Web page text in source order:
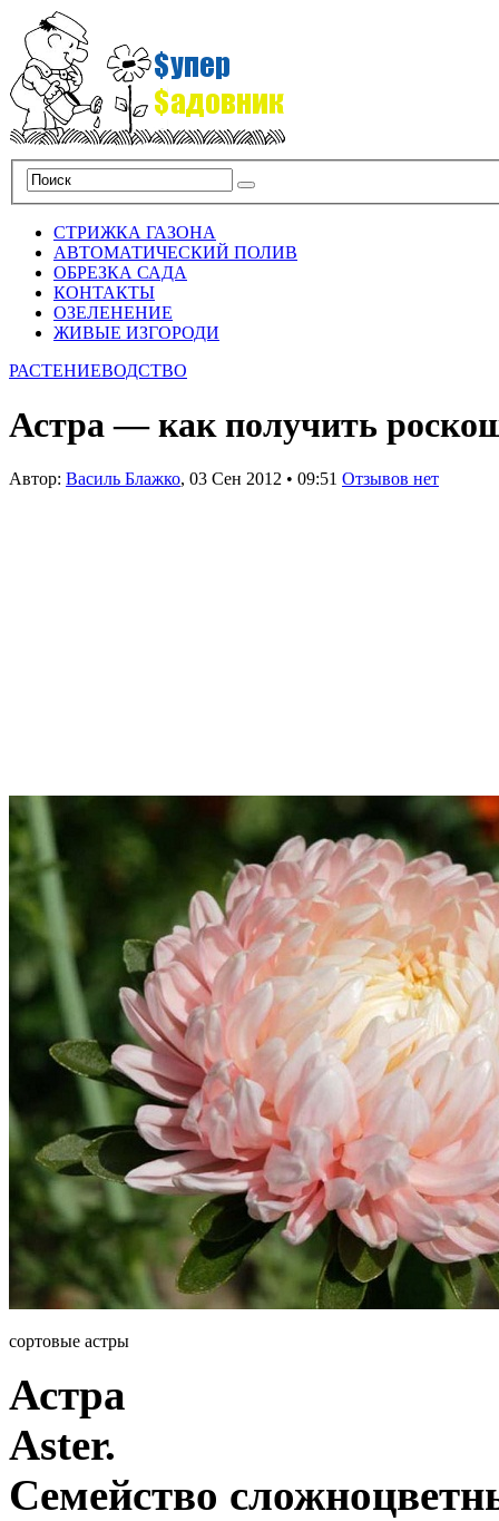
СТРИЖКА ГАЗОНА
АВТОМАТИЧЕСКИЙ ПОЛИВ
ОБРЕЗКА САДА
КОНТАКТЫ
ОЗЕЛЕНЕНИЕ
ЖИВЫЕ ИЗГОРОДИ
РАСТЕНИЕВОДСТВО
Астра — как получить
Автор: Василь Блажко, 03 Сен 2012 • 09:51 Отзывов нет
сортовые астры
Астра
Aster.
Семейство